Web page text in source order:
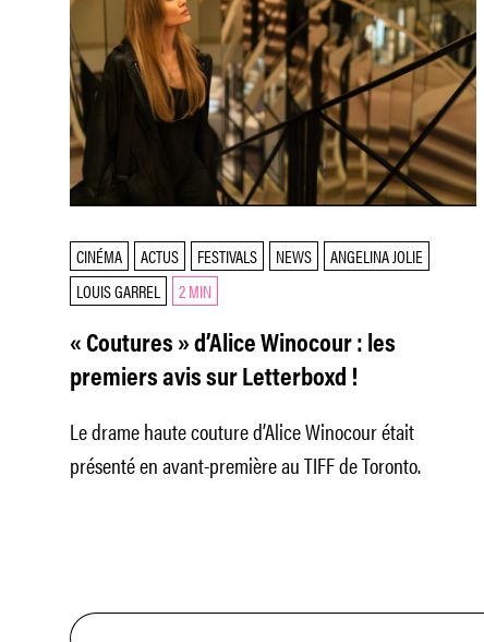
CINÉMA ACTUS FESTIVALS NEWS
ANGELINA JOLIE
LOUIS GARREL
2 MIN
« Coutures » d’Alice Winocour : les
premiers avis sur Letterboxd !
Le drame haute couture d’Alice Winocour était
présenté en avant-première au TIFF de Toronto.